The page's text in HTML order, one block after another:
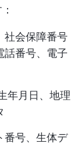
社会保障番号
話番号、電子
年月日、地理
番号、生体デ